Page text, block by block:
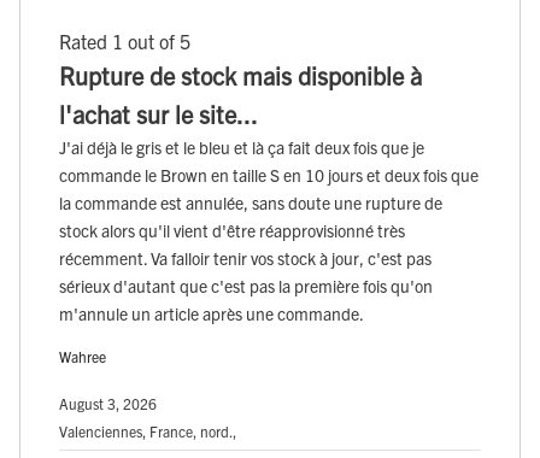
Rated 1 out of 5
Rupture de stock mais disponible à
l'achat sur le site...
J'ai déjà le gris et le bleu et là ça fait deux fois que je
commande le Brown en taille S en 10 jours et deux fois que
la commande est annulée, sans doute une rupture de
stock alors qu'il vient d'être réapprovisionné très
récemment. Va falloir tenir vos stock à jour, c'est pas
sérieux d'autant que c'est pas la première fois qu'on
m'annule un article après une commande.
Wahree
August 3, 2026
Valenciennes, France, nord.,